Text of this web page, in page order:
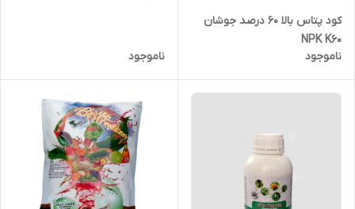
کود پتاس بالا 60 درصد جوشان
NPK K60
ناموجود
ناموجود